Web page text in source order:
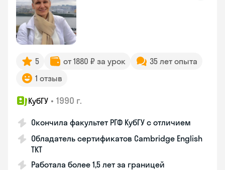
5 от 1880 ₽ за урок
35 лет опыта
1 отзыв
КубГУ • 1990 г.
Окончила факультет РГФ КубГУ с отличием
Обладатель сертификатов Cambridge English
TKT
Работала более 1,5 лет за границей